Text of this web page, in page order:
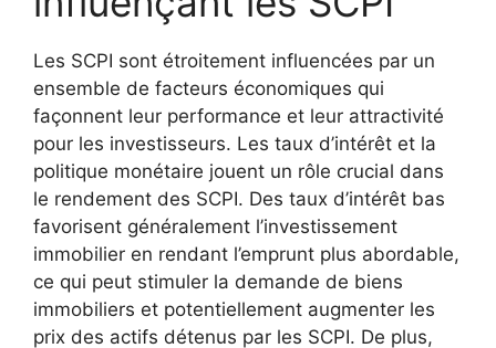
Les SCPI sont étroitement influencées par un
ensemble de facteurs économiques qui
façonnent leur performance et leur attractivité
pour les investisseurs. Les taux d’intérêt et la
politique monétaire jouent un rôle crucial dans
le rendement des SCPI. Des taux d’intérêt bas
favorisent généralement l’investissement
immobilier en rendant l’emprunt plus abordable,
ce qui peut stimuler la demande de biens
immobiliers et potentiellement augmenter les
prix des actifs détenus par les SCPI. De plus,